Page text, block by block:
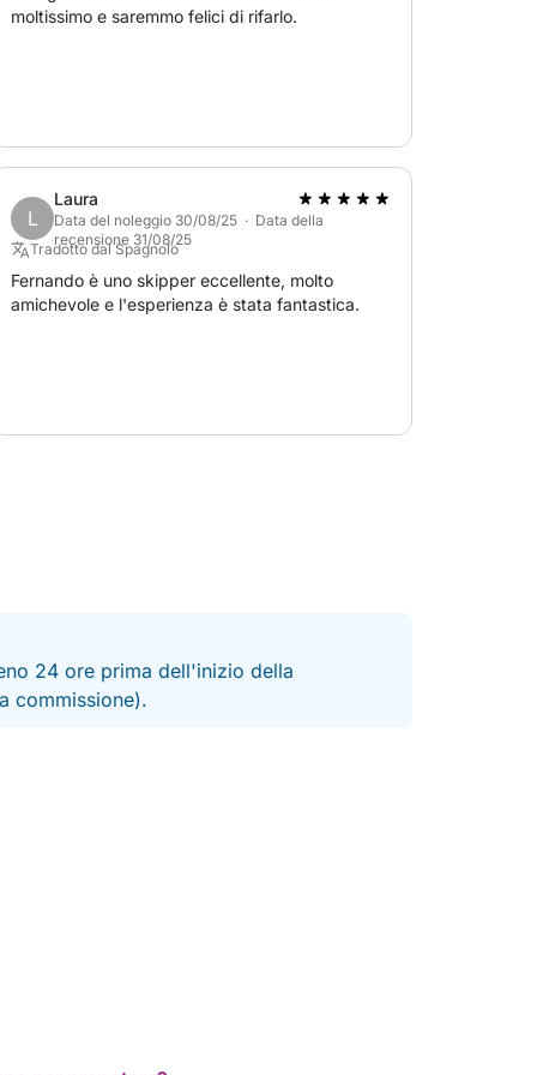
pianificare in anticipo, poiché
una settimana di anticipo. Il servizio di
moltissimo e saremmo felici di rifarlo.
L
Laura
Data del noleggio 30/08/25 · Data della
recensione 31/08/25
Tradotto dal Spagnolo
Fernando è uno skipper eccellente, molto
amichevole e l'esperienza è stata fantastica.
24 ore prima dell'inizio della
commissione).